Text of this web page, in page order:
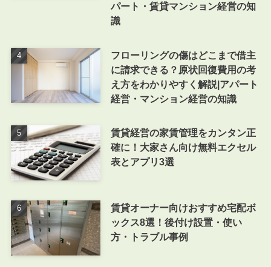
パート・賃貸マンション経営の知
識
フローリングの傷はどこまで借主
に請求できる？原状回復費用の考
え方をわかりやすく解説|アパート
経営・マンション経営の知識
賃貸経営の家賃管理をカンタン正
確に！大家さん向け無料エクセル
表とアプリ3選
賃貸オーナー向けおすすめ宅配ボ
ックス8選！後付け設置・使い
方・トラブル事例